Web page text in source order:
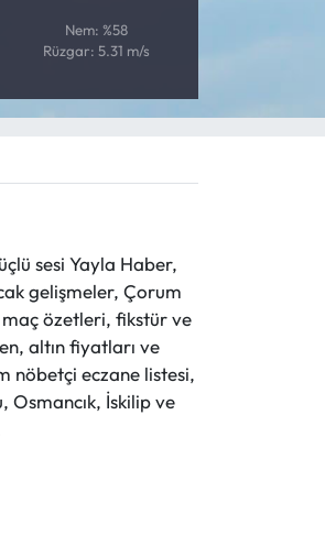
Nem: %58
Rüzgar: 5.31 m/s
sesi Yayla Haber,
gelişmeler, Çorum
maç özetleri, fikstür ve
altın fiyatları ve
nöbetçi eczane listesi,
İskilip ve